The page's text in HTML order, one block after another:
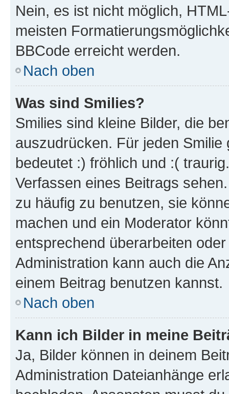
Nein, es ist nicht möglich,
meisten
BBCode erreicht werden.
Nach oben
Was sind Smilies?
Smilies sind kleine Bilder, die
auszudrücken. Für jeden
bedeutet :) fröhlich und :(
Verfassen eines Beitrags
zu häufig zu benutzen, sie
machen und ein Moderator
entsprechend überarbeiten
Administration kann auch die
einem Beitrag benutzen kannst.
Nach oben
Kann ich Bilder in meine
Ja, Bilder können in deinem
Administration Dateianhänge